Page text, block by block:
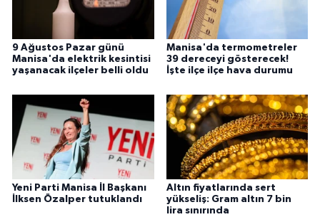
9 Ağustos Pazar günü
Manisa'da elektrik kesintisi
yaşanacak ilçeler belli oldu
Manisa'da termometreler
39 dereceyi gösterecek!
İşte ilçe ilçe hava durumu
Yeni Parti Manisa İl Başkanı
İlksen Özalper tutuklandı
Altın fiyatlarında sert
yükseliş: Gram altın 7 bin
lira sınırında